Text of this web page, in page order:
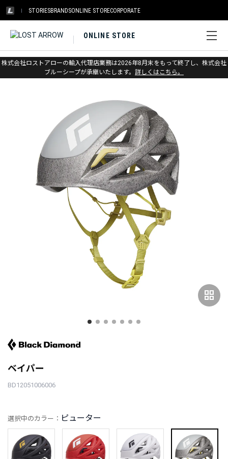
STORIESBRANDSONLINE STORECORPORATE
ONLINE STORE
株式会社ロストアローの輸入代理店業務は2026年8月末をもって終了し、株式会社
ブルーシープが承継いたします。 詳しくはこちら。
ホーム > ブラックダイヤモンド > クライミング > ヘルメット
grid_view
ベイパー
BD12051006006
選択中のカラー： ピューター